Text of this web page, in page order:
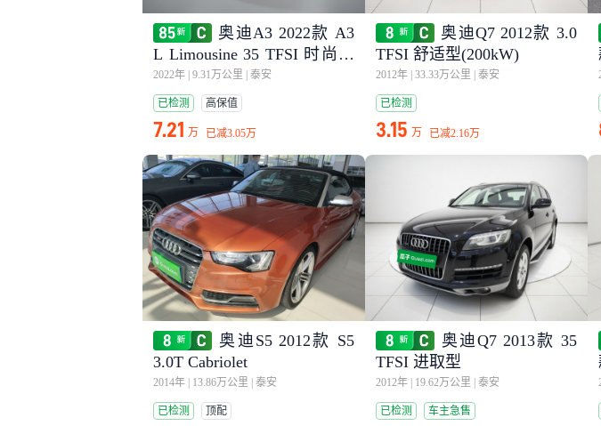
奥迪A3 2022款 A3
L Limousine 35 TFSI 时尚致
雅型
2022年 9.31万公里 泰安
已检测 高保值
7.21 万 已减3.05万
奥迪Q7 2012款 3.0
TFSI 舒适型(200kW)
2012年 33.33万公里 泰安
已检测
3.15 万 已减2.16万
奥迪S5 2012款 S5
3.0T Cabriolet
2014年 13.86万公里 泰安
已检测 顶配
奥迪Q7 2013款 35
TFSI 进取型
2012年 19.62万公里 泰安
已检测 车主急售